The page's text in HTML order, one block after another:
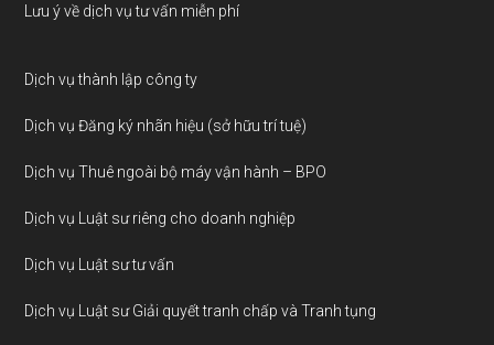
Lưu ý về dịch vụ tư vấn miễn phí
Dịch vụ thành lập công ty
Dịch vụ Đăng ký nhãn hiệu (sở hữu trí tuệ)
Dịch vụ Thuê ngoài bộ máy vận hành – BPO
Dịch vụ Luật sư riêng cho doanh nghiệp
Dịch vụ Luật sư tư vấn
Dịch vụ Luật sư Giải quyết tranh chấp và Tranh tụng